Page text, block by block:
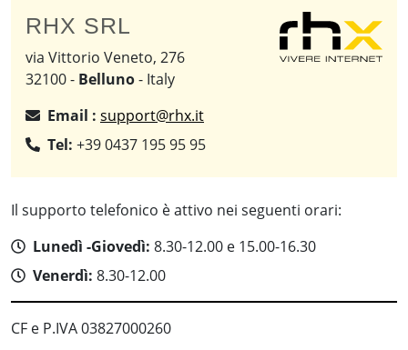
RHX SRL
via Vittorio Veneto, 276
32100 - Belluno- Italy
Email :
Tel: +39 0437 195 95 95
Il supporto telefonico è attivo nei seguenti orari:
Lunedì -Giovedì: 8.30-12.00 e 15.00-16.30
Venerdì: 8.30-12.00
CF e P.IVA 03827000260